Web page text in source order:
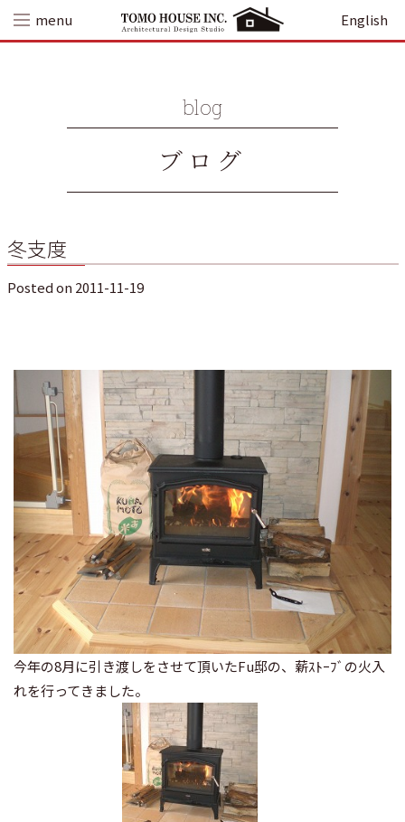
content
menu English
blog
ブログ
冬支度
Posted on 2011-11-19
今年の8月に引き渡しをさせて頂いたFu邸の、薪ｽﾄｰﾌﾞの火入
れを行ってきました。